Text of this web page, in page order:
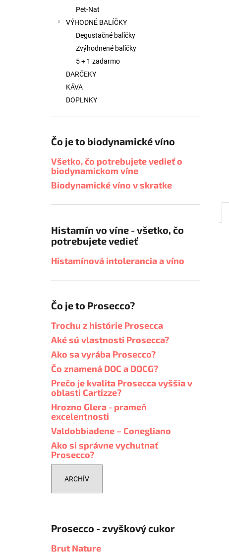
Pet-Nat
VÝHODNÉ BALÍČKY
Degustačné balíčky
Zvýhodnené balíčky
5 + 1 zadarmo
DARČEKY
KÁVA
DOPLNKY
Čo je to biodynamické víno
Všetko, čo potrebujete vedieť o
biodynamickom víne
Biodynamické víno v skratke
Histamín vo víne - všetko, čo
potrebujete vedieť
Histamínová intolerancia a víno
Čo je to Prosecco?
Trochu z histórie Prosecca
Aké sú vlastnosti Prosecca?
Ako sa vyrába Prosecco?
Čo znamená DOC a DOCG?
Prečo je kvalita Prosecca vyššia v
oblasti Cartizze?
Hrozno Glera - prameň
excelentnosti
Valdobbiadene – Conegliano
Ako si správne vychutnať
Prosecco?
ARCHÍV
Prosecco - zvyškový cukor
Brut Nature